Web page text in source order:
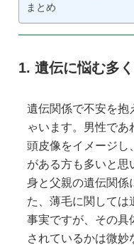
まとめ
遺伝に悩む多
遺伝関係で不安を抱
ゃいます。男性で
頭皮像をイメージし
がある方も多いと思
身と父親の遺伝関係
た、薄毛に関しては
事実ですが、その具
されているかは微妙